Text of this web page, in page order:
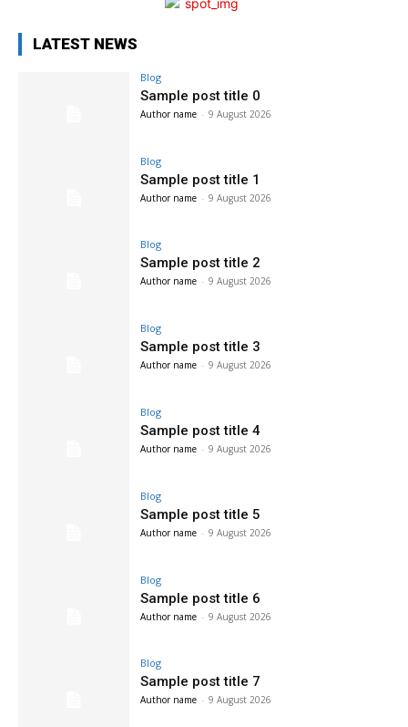
LATEST NEWS
Blog
Sample post title 0
Author name - 9 August 2026
Blog
Sample post title 1
Author name - 9 August 2026
Blog
Sample post title 2
Author name - 9 August 2026
Blog
Sample post title 3
Author name - 9 August 2026
Blog
Sample post title 4
Author name - 9 August 2026
Blog
Sample post title 5
Author name - 9 August 2026
Blog
Sample post title 6
Author name - 9 August 2026
Blog
Sample post title 7
Author name - 9 August 2026